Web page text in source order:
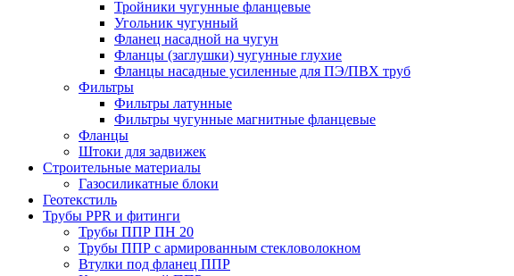
Тройники чугунные фланцевые
Угольник чугунный
Фланец насадной на чугун
Фланцы (заглушки) чугунные глухие
Фланцы насадные усиленные для ПЭ/ПВХ труб
Фильтры
Фильтры латунные
Фильтры чугунные магнитные фланцевые
Фланцы
Штоки для задвижек
Строительные материалы
Газосиликатные блоки
Геотекстиль
Трубы PPR и фитинги
Трубы ППР ПН 20
Трубы ППР с армированным стекловолокном
Втулки под фланец ППР